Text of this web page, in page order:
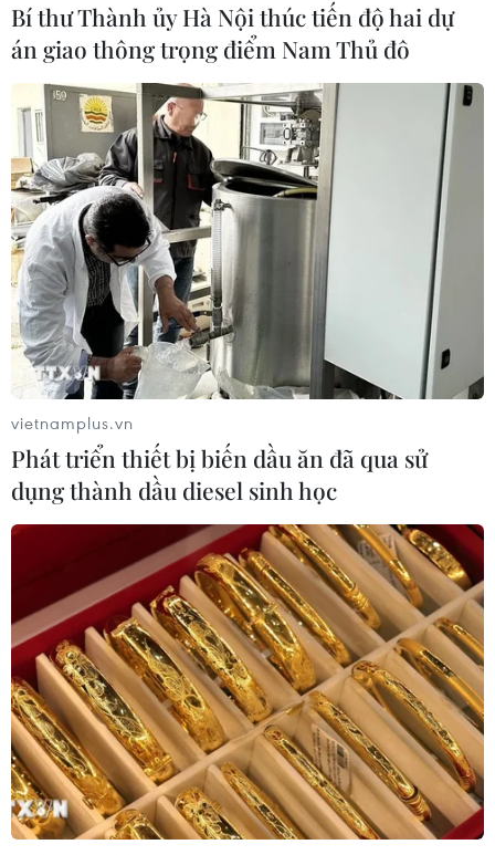
TIN CÙNG CHUYÊN MỤC
Chuyển Bộ Công an thông tin 7 cá
nhân bán vàng không rõ nguồn gốc
08/08/2026 14:37
Cựu Trưởng ban quản lý chung cư
lừa bán căn hộ tái định cư, chiếm
đoạt hơn 2 tỷ đồng
08/08/2026 13:41
Khởi tố 19 đối tượng cướp
giật tài sản tại Công ty Tân Huê Viên
08/08/2026 08:52
Tây Ninh ngăn chặn, xử lý nghiêm
các vụ việc xâm phạm quyền sở hữu
trí tuệ
Bí thư Thành ủy Hà Nội thúc tiến độ hai dự
án giao thông trọng điểm Nam Thủ đô
vietnamplus.vn
Phát triển thiết bị biến dầu ăn đã qua sử
dụng thành dầu diesel sinh học